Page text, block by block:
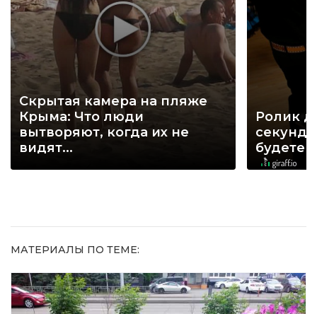
Скрытая камера на пляже
Крыма: Что люди
вытворяют, когда их не
видят...
Ролик
секунд,
будете
МАТЕРИАЛЫ ПО ТЕМЕ: